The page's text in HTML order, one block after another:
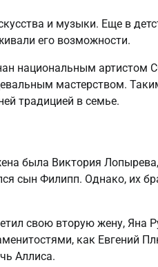
и музыки. Еще в
его возможности.
национальным артистом
мастерством.
традицией в семье.
была Виктория
сын Филипп. Однако, их
свою вторую жену, Яна
как Евгений
Аллиса.